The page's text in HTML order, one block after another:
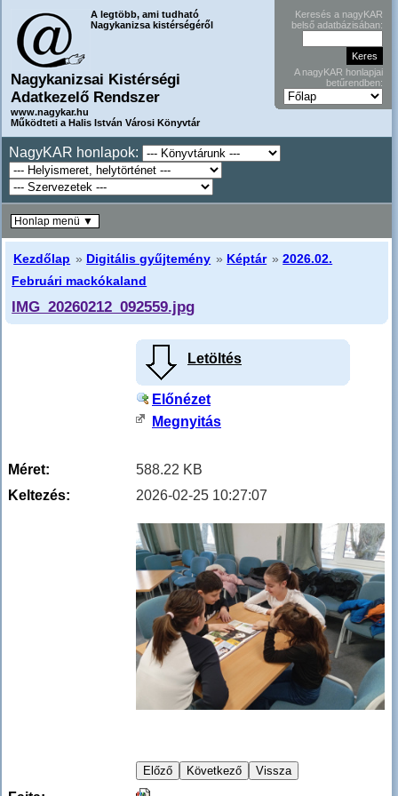
A legtöbb, ami tudható
Nagykanizsa kistérségéről
Nagykanizsai Kistérségi
Adatkezelő Rendszer
www.nagykar.hu
Működteti a Halis István Városi Könyvtár
Keresés a nagyKAR
belső adatbázisában:
A nagyKAR honlapjai
betűrendben:
NagyKAR honlapok:
Kezdőlap » Digitális gyűjtemény » Képtár »2026.02.
Februári mackókaland
IMG_20260212_092559.jpg
Letöltés
Előnézet
Megnyitás
Méret:
588.22 KB
Keltezés:
2026-02-25 10:27:07
Honlap menü ▼